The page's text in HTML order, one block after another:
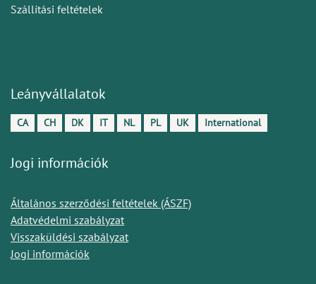
Szállítási feltételek
Leányvállalatok
CA CH DK IT NL PL UK International
Jogi információk
Általános szerződési feltételek (ÁSZF)
Adatvédelmi szabályzat
Visszaküldési szabályzat
Jogi információk